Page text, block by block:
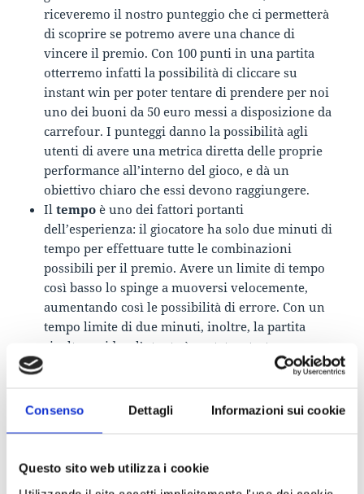
Consenso Dettagli Informazioni sui cookie
Questo sito web utilizza i cookie
riceveremo il nostro punteggio che ci permetterà
di scoprire se potremo avere una chance di
vincere il premio. Con 100 punti in una partita
otterremo infatti la possibilità di cliccare su
instant win per poter tentare di prendere per noi
uno dei buoni da 50 euro messi a disposizione da
carrefour. I punteggi danno la possibilità agli
utenti di avere una metrica diretta delle proprie
performance all’interno del gioco, e dà un
obiettivo chiaro che essi devono raggiungere.
Il tempo è uno dei fattori portanti
dell’esperienza: il giocatore ha solo due minuti di
tempo per effettuare tutte le combinazioni
possibili per il premio. Avere un limite di tempo
così basso lo spinge a muoversi velocemente,
aumentando così le possibilità di errore. Con un
tempo limite di due minuti, inoltre, la partita
risulta rapida e l’utente è portato a testare
nuovamente le proprie abilità, giocando
Carrefour riesce ad inserire un altro concetto
allenamento, con la possibilità di effettuare